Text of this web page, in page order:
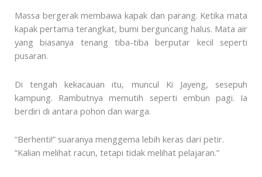
Massa bergerak membawa kapak dan parang. Ketika mata
kapak pertama terangkat, bumi berguncang halus. Mata air
yang biasanya tenang tiba-tiba berputar kecil seperti
pusaran.
Di tengah kekacauan itu, muncul Ki Jayeng, sesepuh
kampung. Rambutnya memutih seperti embun pagi. Ia
berdiri di antara pohon dan warga.
“Berhenti!” suaranya menggema lebih keras dari petir.
“Kalian melihat racun, tetapi tidak melihat pelajaran.”